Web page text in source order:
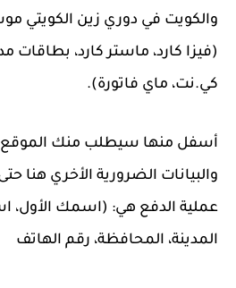
(فيزا كارد، ماستر كارد، بطاقات
كي.نت، ماي فاتورة).
أسفل منها سيطلب منك الموقع
والبيانات الضرورية الأخري هنا
عملية الدفع هي: (اسمك الأول،
المدينة، المحافظة، رقم الهاتف